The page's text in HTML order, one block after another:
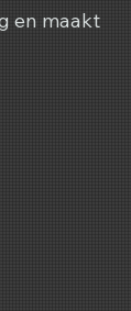
en maakt